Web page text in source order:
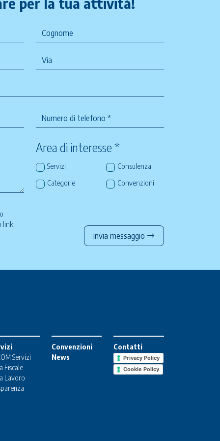
Area di interesse *
Servizi
Consulenza
Categorie
Convenzioni
link
invia messaggio
Servizi
Fiscale
Lavoro
Convenzioni
News
Contatti
Privacy Policy
Cookie Policy